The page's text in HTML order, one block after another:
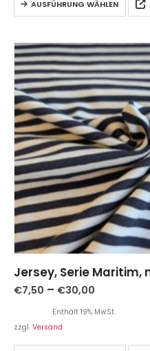
AUSFÜHRUNG WÄHLEN
€7,50 – €30,00
Enthält 19% MwSt.
zzgl. Versand